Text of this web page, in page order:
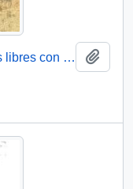
¿Preparándose para las elecciones libres con Pinochet?